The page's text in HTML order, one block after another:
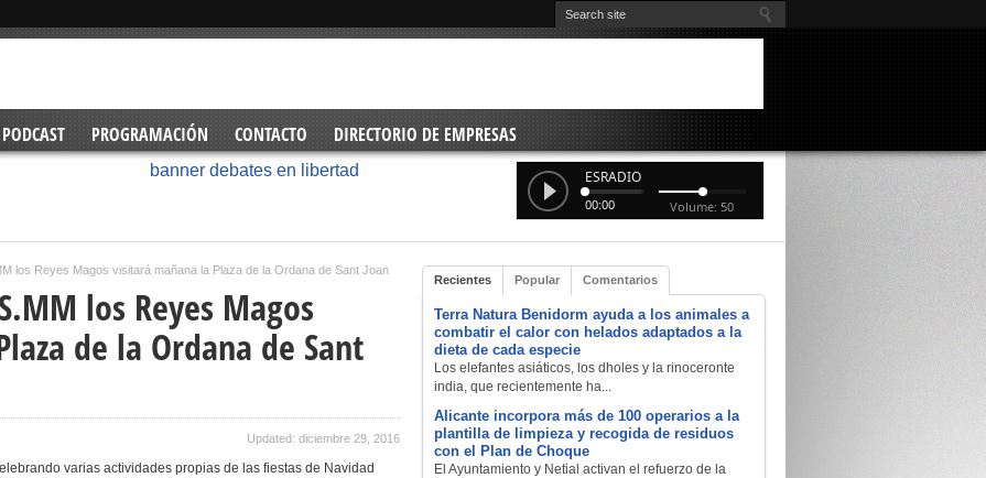
PODCAST PROGRAMACIÓN CONTACTO DIRECTORIO DE EMPRESAS
ESRADIO
00:00 Volume: 50
los Reyes Magos visitará mañana la Plaza de la Ordana de Sant Joan
los Reyes Magos
de la Ordana de Sant
Updated: diciembre 29, 2016
varias actividades propias de las fiestas de Navidad
Recientes Popular Comentarios
Terra Natura Benidorm ayuda a los animales a
combatir el calor con helados adaptados a la
dieta de cada especie
Los elefantes asiáticos, los dholes y la rinoceronte
india, que recientemente ha...
Alicante incorpora más de 100 operarios a la
plantilla de limpieza y recogida de residuos
con el Plan de Choque
El Ayuntamiento y Netial activan el refuerzo de la